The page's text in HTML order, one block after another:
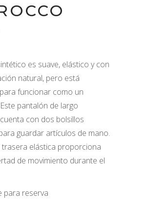
es suave, elástico y con
natural, pero está
funcionar como un
pantalón de largo
con dos bolsillos
guardar artículos de mano.
trasera elástica proporciona
de movimiento durante el
para reserva